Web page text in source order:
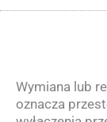
Wymiana lub
oznacza